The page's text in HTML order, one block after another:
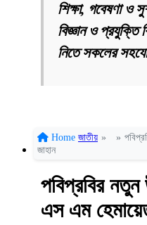
শিক্ষা, গবেষণা ও
বিজ্ঞান ও প্রযুক্তি
নিতে সকলের
Home জাতীয় » »
জাহান
পবিপ্রবির নতুন
এস এম